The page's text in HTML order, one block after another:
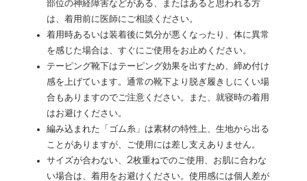
部位の神経障害などがある、またはあると思われる方
は、着用前に医師にご相談ください。
着用時あるいは装着後に気分が悪くなったり、体に異常
を感じた場合は、すぐにご使用をお止めください。
テーピング靴下はテーピング効果を出すため、締め付け
感を上げています。通常の靴下より脱ぎ履きしにくい場
合もありますのでご注意ください。また、就寝時の着用
はお避けください。
編み込まれた「ゴム糸」は素材の特性上、生地から出る
ことがありますが、ご使用には差し支えありません。
サイズが合わない、2枚重ねでのご使用、お肌に合わな
い場合は、着用をお避けください。使用感には個人差が